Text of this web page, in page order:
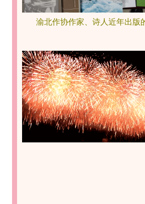
渝北作协作家、诗人近年出版